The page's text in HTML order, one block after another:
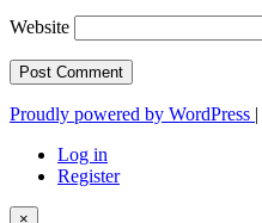
Website
Proudly powered by WordPress |
Log in
Register
×